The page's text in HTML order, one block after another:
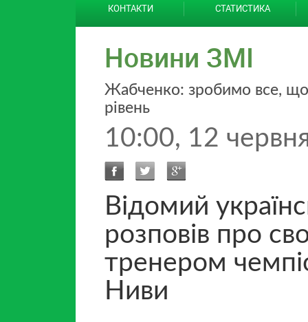
КОНТАКТИ СТАТИСТИКА
Новини ЗМІ
Жабченко: зробимо все,
рівень
10:00, 12
Відомий
розповів про
тренером
Ниви